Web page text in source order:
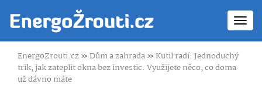
EnergoZrouti.cz»Dům a zahrada»Kutil radí: Jednoduchý
trik, jak zateplit okna bez investic. Využijete něco, co doma
už dávno máte